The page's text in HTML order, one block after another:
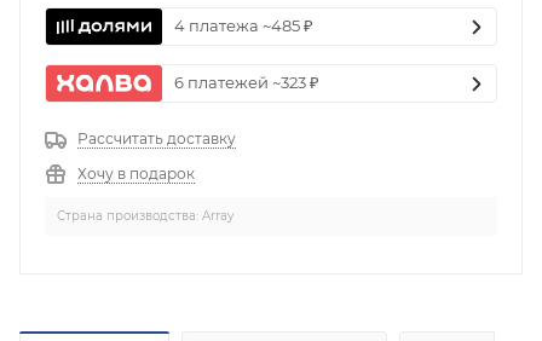
4 платежа ~485 ₽
6 платежей ~323 ₽
Рассчитать доставку
Хочу в подарок
Страна производства: Array